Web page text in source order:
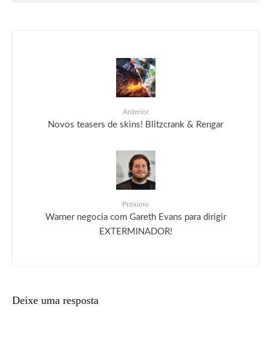
Anterior
Novos teasers de skins! Blitzcrank & Rengar
Próximo
Warner negocia com Gareth Evans para dirigir
EXTERMINADOR!
Deixe uma resposta